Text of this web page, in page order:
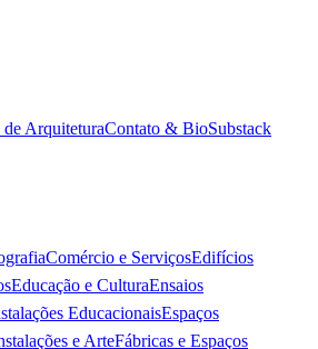
de ArquiteturaContato & BioSubstack
Comércio e ServiçosEdifícios
Educação e CulturaEnsaios
EducacionaisEspaços
e ArteFábricas e Espaços